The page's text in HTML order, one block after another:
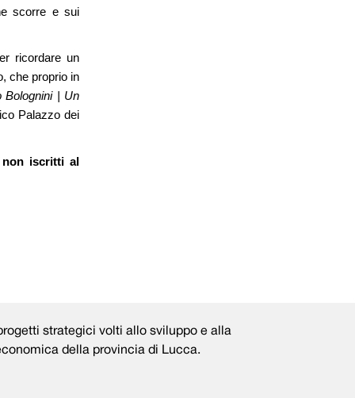
scorre e sui
ricordare un
che proprio in
Bolognini | Un
Palazzo dei
iscritti al
strategici volti allo sviluppo e alla
della provincia di Lucca.